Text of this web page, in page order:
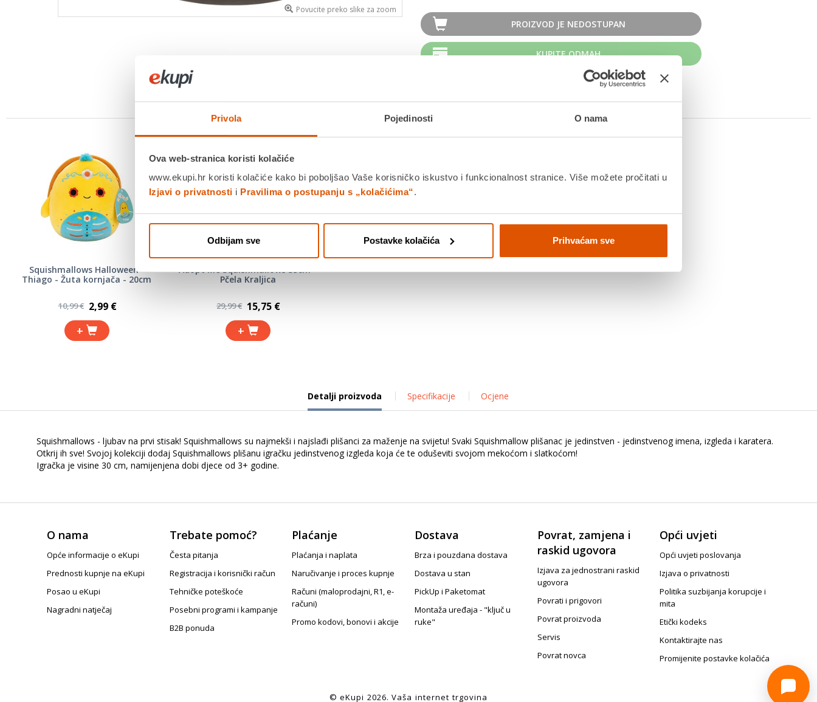
Privola Pojedinosti O nama
Ova web-stranica koristi kolačiće
www.ekupi.hr koristi kolačiće kako bi poboljšao Vaše korisničko iskustvo i funkcionalnost stranice. Više možete pročitati u
Izjavi o privatnosti i Pravilima o postupanju s „kolačićima“.
Odbijam sve Postavke kolačića Prihvaćam sve
Povucite preko slike za zoom
PROIZVOD JE NEDOSTUPAN
KUPITE ODMAH
MOGLO BI VAS ZANIMATI I OVO
Squishmallows Halloween -
Thiago - Žuta kornjača - 20cm
10,99 € 2,99 €
+
Adopt Me Squishmallows 35cm -
Pčela Kraljica
29,99 € 15,75 €
+
Detalji proizvoda Specifikacije Ocjene
Squishmallows - ljubav na prvi stisak! Squishmallows su najmekši i najslađi plišanci za maženje na svijetu! Svaki Squishmallow plišanac je jedinstven - jedinstvenog imena, izgleda i karatera.
Otkrij ih sve! Svojoj kolekciji dodaj Squishmallows plišanu igračku jedinstvenog izgleda koja će te oduševiti svojom mekoćom i slatkoćom!
Igračka je visine 30 cm, namijenjena dobi djece od 3+ godine.
O nama
Opće informacije o eKupi
Prednosti kupnje na eKupi
Posao u eKupi
Nagradni natječaj
Trebate pomoć?
Česta pitanja
Registracija i korisnički račun
Tehničke poteškoće
Posebni programi i kampanje
B2B ponuda
Plaćanje
Plaćanja i naplata
Naručivanje i proces kupnje
Računi (maloprodajni, R1, e-
računi)
Promo kodovi, bonovi i akcije
Dostava
Brza i pouzdana dostava
Dostava u stan
PickUp i Paketomat
Montaža uređaja - "ključ u
ruke"
Povrat, zamjena i
raskid ugovora
Izjava za jednostrani raskid
ugovora
Povrati i prigovori
Povrat proizvoda
Servis
Povrat novca
Opći uvjeti
Opći uvjeti poslovanja
Izjava o privatnosti
Politika suzbijanja korupcije i
mita
Etički kodeks
Kontaktirajte nas
Promijenite postavke kolačića
© eKupi 2026. Vaša internet trgovina